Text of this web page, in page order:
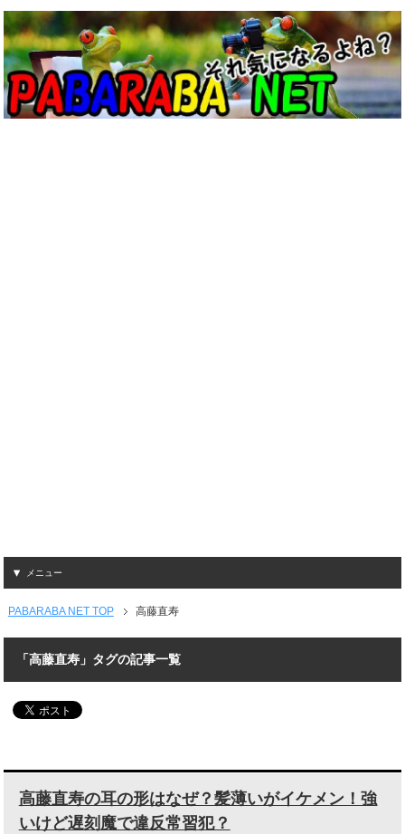
メニュー
PABARABA NET TOP 高藤直寿
「高藤直寿」タグの記事一覧
高藤直寿の耳の形はなぜ？髪薄いがイケメン！強
いけど遅刻魔で違反常習犯？